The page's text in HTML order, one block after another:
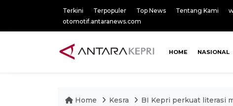
Terkini Terpopuler Top News Tentang Kami
otomotif.antaranews.com
HOME NASIONAL
Home Kesra BI Kepri perkuat literasi